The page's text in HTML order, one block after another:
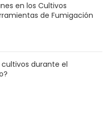
en los Cultivos
de Fumigación
durante el